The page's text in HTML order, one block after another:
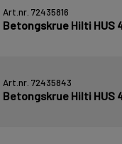
Art.nr. 72435816
Betongskrue Hilti HUS
Art.nr. 72435843
Betongskrue Hilti HUS